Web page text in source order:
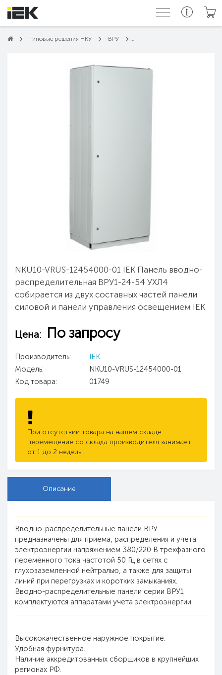
Типовые решения НКУ ВРУ
NKU10-VRUS-12454000-01 IEK Панель вводно-
распределительная ВРУ1-24-54 УХЛ4
собирается из двух составных частей панели
силовой и панели управления освещением IEK
Цена: По запросу
Производитель:
IEK
Модель:
NKU10-VRUS-12454000-01
Код товара:
01749
При отсутствии товара на нашем складе
перемещение со склада производителя занимает
от 1 до 2 недель.
Описание
Вводно-распределительные панели ВРУ
предназначены для приема, распределения и учета
электроэнергии напряжением 380/220 В трехфазного
переменного тока частотой 50 Гц в сетях с
глухозаземленной нейтралью, а также для защиты
линий при перегрузках и коротких замыканиях.
Вводно-распределительные панели серии ВРУ1
комплектуются аппаратами учета электроэнергии.
Высококачественное наружное покрытие.
Удобная фурнитура.
Наличие аккредитованных сборщиков в крупнейших
регионах РФ.